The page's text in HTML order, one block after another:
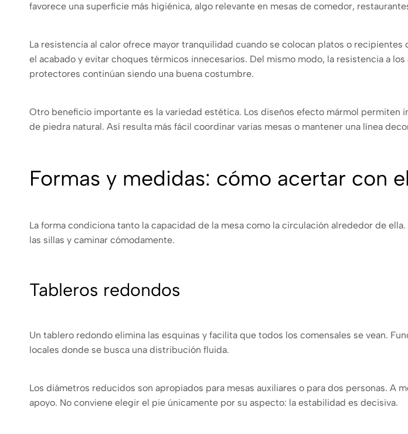
favorece una superficie más higiénica, algo relevante en mesas de comedor,
La resistencia al calor ofrece mayor tranquilidad cuando se colocan platos o
el acabado y evitar choques térmicos innecesarios. Del mismo modo, la resistencia a
protectores continúan siendo una buena costumbre.
Otro beneficio importante es la variedad estética. Los diseños efecto mármol permiten
de piedra natural. Así resulta más fácil coordinar varias mesas o mantener una línea
Formas y medidas: cómo acertar con
La forma condiciona tanto la capacidad de la mesa como la circulación alrededor de
las sillas y caminar cómodamente.
Tableros redondos
Un tablero redondo elimina las esquinas y facilita que todos los comensales se vean.
locales donde se busca una distribución fluida.
Los diámetros reducidos son apropiados para mesas auxiliares o para dos personas.
apoyo. No conviene elegir el pie únicamente por su aspecto: la estabilidad es decisiva.